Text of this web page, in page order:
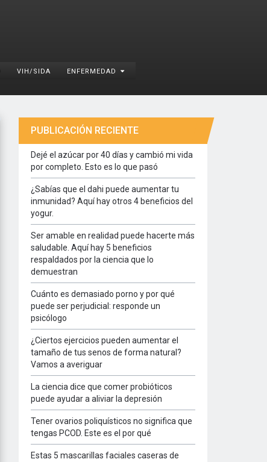
VIH/SIDA ENFERMEDAD
PUBLICACIÓN RECIENTE
Dejé el azúcar por 40 días y cambió mi vida
por completo. Esto es lo que pasó
¿Sabías que el dahi puede aumentar tu
inmunidad? Aquí hay otros 4 beneficios del
yogur.
Ser amable en realidad puede hacerte más
saludable. Aquí hay 5 beneficios
respaldados por la ciencia que lo
demuestran
Cuánto es demasiado porno y por qué
puede ser perjudicial: responde un
psicólogo
¿Ciertos ejercicios pueden aumentar el
tamaño de tus senos de forma natural?
Vamos a averiguar
La ciencia dice que comer probióticos
puede ayudar a aliviar la depresión
Tener ovarios poliquísticos no significa que
tengas PCOD. Este es el por qué
Estas 5 mascarillas faciales caseras de